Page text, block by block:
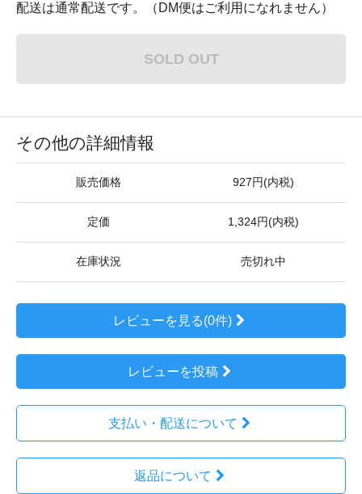
配送は通常配送です。（DM便はご利用になれません）
SOLD OUT
その他の詳細情報
販売価格 927円(内税)
定価 1,324円(内税)
在庫状況 売切れ中
レビューを見る(0件)
レビューを投稿
支払い・配送について
返品について